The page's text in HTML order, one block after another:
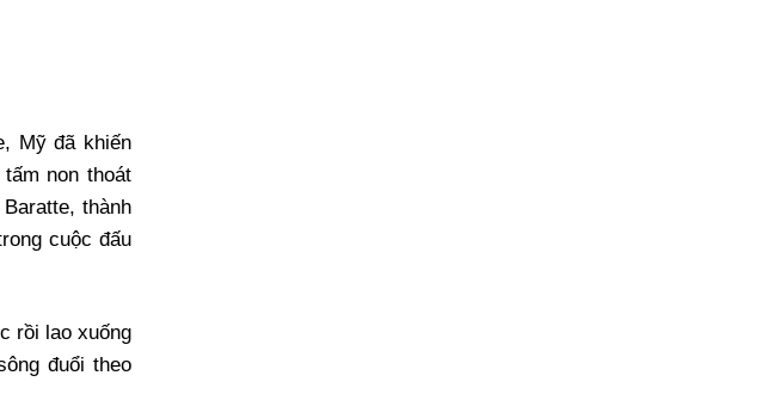
Mỹ đã khiến
non thoát
thành
cuộc đấu
rồi lao xuống
đuổi theo